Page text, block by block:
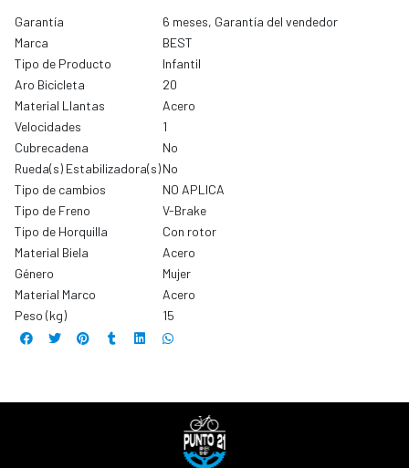
Garantía
6 meses, Garantía del vendedor
Marca
BEST
Tipo de Producto
Infantil
Aro Bicicleta
20
Material Llantas
Acero
Velocidades
1
Cubrecadena
No
Rueda(s) Estabilizadora(s)No
Tipo de cambios
NO APLICA
Tipo de Freno
V-Brake
Tipo de Horquilla
Con rotor
Material Biela
Acero
Género
Mujer
Material Marco
Acero
Peso (kg)
15